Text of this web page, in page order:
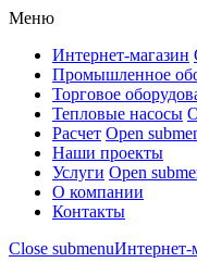
Меню
Интернет-магазин
Промышленное
Торговое
Тепловые насосы
Расчет Open
Наши проекты
Услуги Open
О компании
Контакты
Close submenuИнтернет-